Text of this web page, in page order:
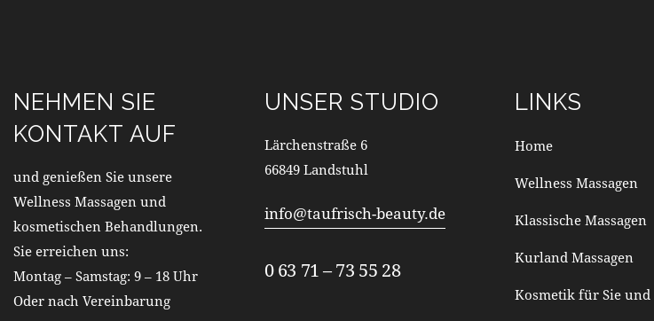
NEHMEN SIE
KONTAKT AUF
und genießen Sie unsere
Wellness Massagen und
kosmetischen Behandlungen.
Sie erreichen uns:
Montag – Samstag: 9 – 18 Uhr
Oder nach Vereinbarung
UNSER STUDIO
Lärchenstraße 6
66849 Landstuhl
info@taufrisch-beauty.de
0 63 71 – 73 55 28
LINKS
Home
Wellness Massagen
Klassische Massagen
Kurland Massagen
Kosmetik für Sie und